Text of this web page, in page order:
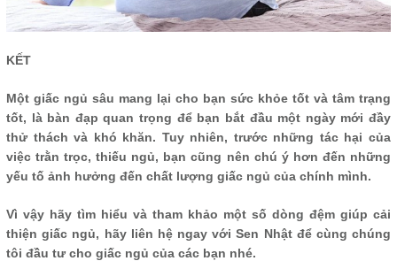
KẾT
Một giấc ngủ sâu mang lại cho bạn sức khỏe tốt và tâm trạng
tốt, là bàn đạp quan trọng để bạn bắt đầu một ngày mới đầy
thử thách và khó khăn. Tuy nhiên, trước những tác hại của
việc trằn trọc, thiếu ngủ, bạn cũng nên chú ý hơn đến những
yếu tố ảnh hưởng đến chất lượng giấc ngủ của chính mình.
Vì vậy hãy tìm hiểu và tham khảo một số dòng đệm giúp cải
thiện giấc ngủ, hãy liên hệ ngay với Sen Nhật để cùng chúng
tôi đầu tư cho giấc ngủ của các bạn nhé.